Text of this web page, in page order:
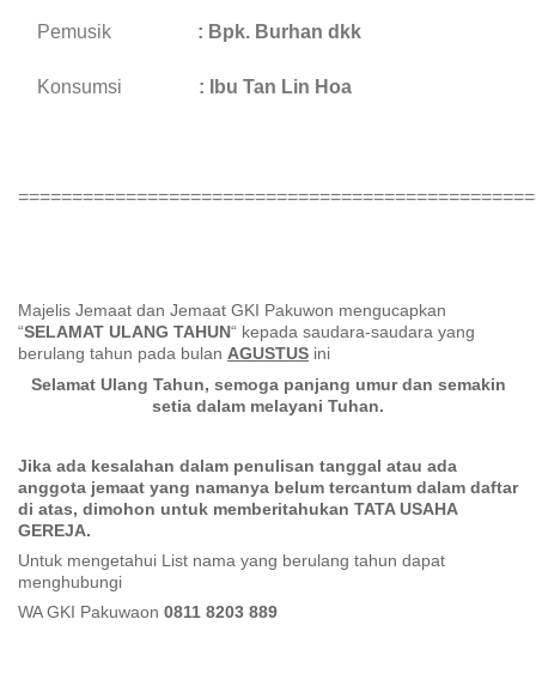
Pemusik : Bpk. Burhan dkk
Konsumsi : Ibu Tan Lin Hoa
Majelis Jemaat dan Jemaat GKI Pakuwon mengucapkan
“SELAMAT ULANG TAHUN“ kepada saudara-saudara yang
berulang tahun pada bulan AGUSTUS ini
Selamat Ulang Tahun, semoga panjang umur dan semakin
setia dalam melayani Tuhan.
Jika ada kesalahan dalam penulisan tanggal atau ada
anggota jemaat yang namanya belum tercantum dalam daftar
di atas, dimohon untuk memberitahukan TATA USAHA
GEREJA.
Untuk mengetahui List nama yang berulang tahun dapat
menghubungi
WA GKI Pakuwaon 0811 8203 889